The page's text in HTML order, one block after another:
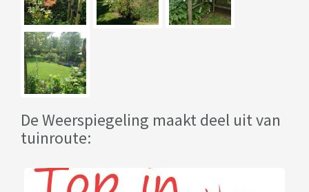
De Weerspiegeling maakt deel uit van
tuinroute: